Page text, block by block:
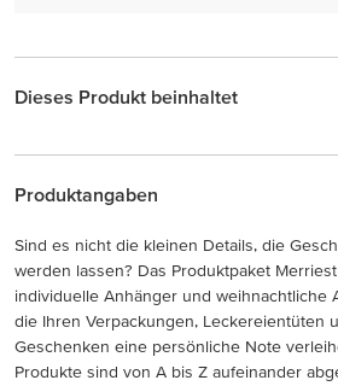
Dieses Produkt beinhaltet
Produktangaben
Sind es nicht die kleinen Details, die
werden lassen? Das Produktpaket
individuelle Anhänger und weihnachtliche
die Ihren Verpackungen, Leckereientüten
Geschenken eine persönliche Note
Produkte sind von A bis Z aufeinander